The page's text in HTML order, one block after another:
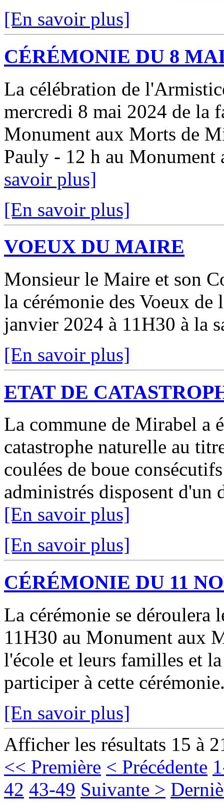
[En savoir plus]
CÉRÉMONIE DU 8
La célébration de
mercredi 8 mai 2024 de la
Monument aux Morts de
Pauly - 12 h au
savoir plus]
[En savoir plus]
VOEUX DU MAIRE
Monsieur le Maire et son
la cérémonie des Voeux
janvier 2024 à 11H30 à la
[En savoir plus]
ETAT DE
La commune de Mirabel a
catastrophe naturelle au
coulées de boue
administrés disposent d'un
[En savoir plus]
[En savoir plus]
CÉRÉMONIE DU 11
La cérémonie se déroulera
11H30 au Monument aux
l'école et leurs familles et
participer à cette
[En savoir plus]
Afficher les résultats 15 à
<< Première < Précédente
42 43-49 Suivante >